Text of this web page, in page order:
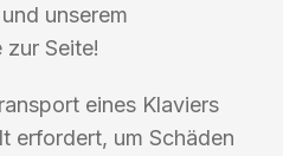
unserem
zur Seite!
eines Klaviers
erfordert, um Schäden